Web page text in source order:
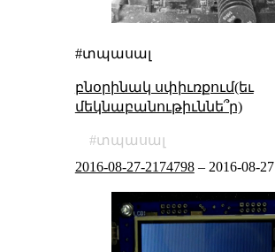
#տպասալ
բնօրինակ սփիւռքում(եւ
մեկնաբանութիւննե՞ր)
տպասալ
2016-08-27-2174798– 2016-08-27